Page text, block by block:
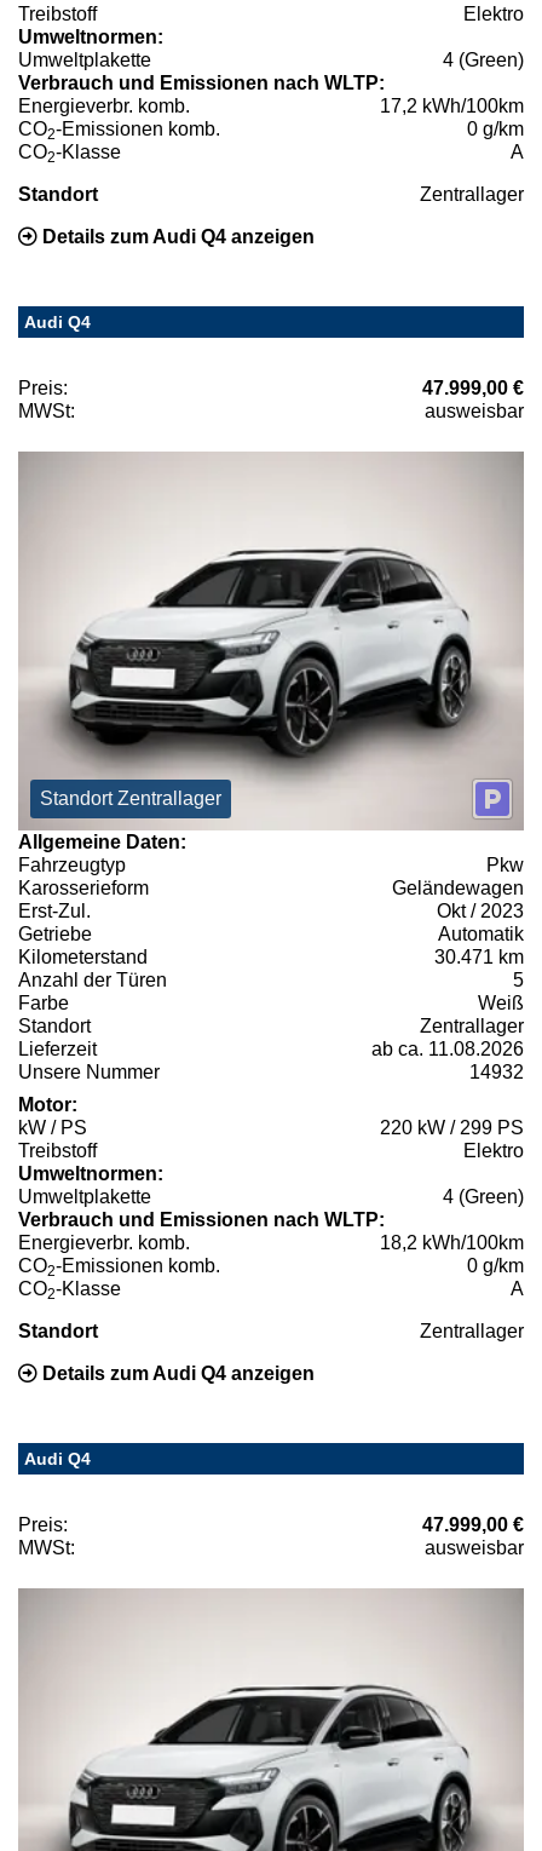
Treibstoff
Elektro
Umweltnormen:
Umweltplakette
4 (Green)
Verbrauch und Emissionen nach WLTP:
Energieverbr. komb.
17,2 kWh/100km
CO2-Emissionen komb.
0 g/km
CO2-Klasse A
Standort Zentrallager
Details zum Audi Q4 anzeigen
Audi Q4
Preis:
47.999,00 €
MWSt:
ausweisbar
Standort Zentrallager
Allgemeine Daten:
Fahrzeugtyp
Pkw
Karosserieform
Geländewagen
Erst-Zul.
Okt / 2023
Getriebe
Automatik
Kilometerstand
30.471 km
Anzahl der Türen
5
Farbe
Weiß
Standort
Zentrallager
Lieferzeit
ab ca. 11.08.2026
Unsere Nummer
14932
Motor:
kW / PS
220 kW / 299 PS
Treibstoff
Elektro
Umweltnormen:
Umweltplakette
4 (Green)
Verbrauch und Emissionen nach WLTP:
Energieverbr. komb.
18,2 kWh/100km
CO2-Emissionen komb.
0 g/km
CO2-Klasse A
Standort Zentrallager
Details zum Audi Q4 anzeigen
Audi Q4
Preis:
47.999,00 €
MWSt:
ausweisbar